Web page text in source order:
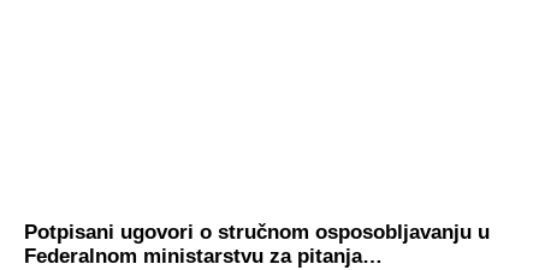
Potpisani ugovori o stručnom osposobljavanju u
Federalnom ministarstvu za pitanja…